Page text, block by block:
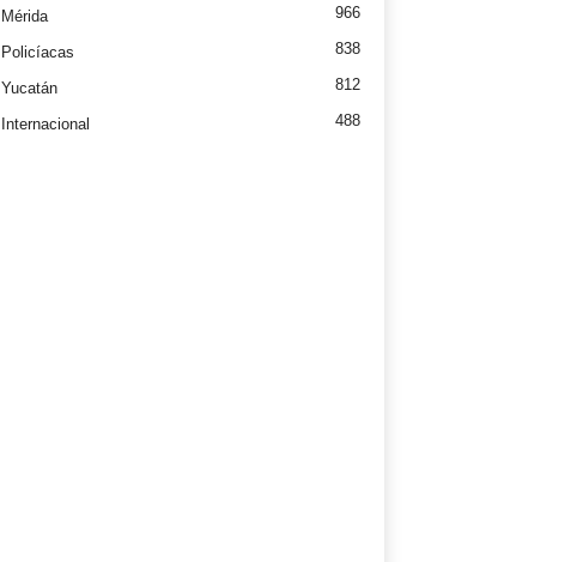
Mérida 966
Policíacas 838
Yucatán 812
Internacional 488